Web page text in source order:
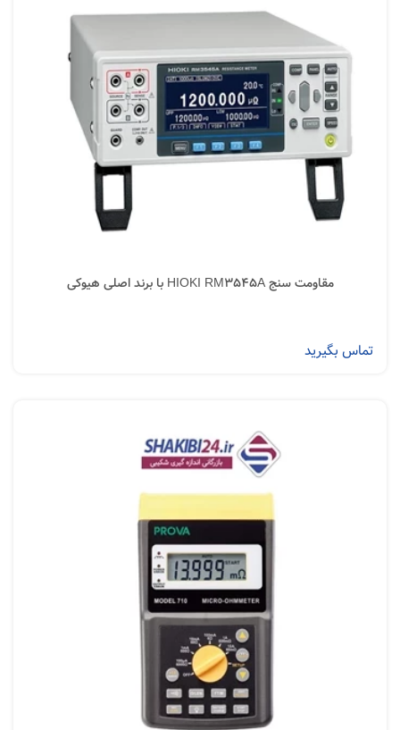
مقاومت سنج HIOKI RM3545A با برند اصلی هیوکی
تماس بگیرید